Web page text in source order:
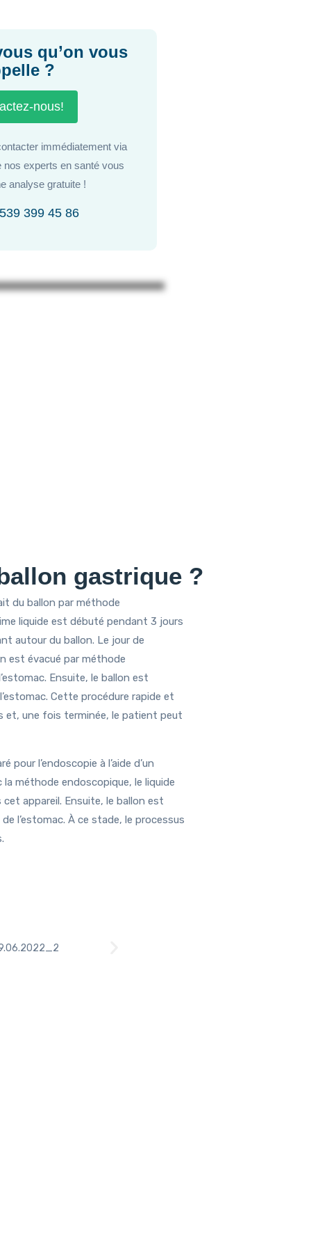
qu’on vous
?
nous!
immédiatement via
nos experts en santé vous
analyse gratuite !
399 45 86
gastrique ?
du ballon par méthode
liquide est débuté pendant 3 jours
autour du ballon. Le jour de
est évacué par méthode
Ensuite, le ballon est
Cette procédure rapide et
et, une fois terminée, le patient peut
l’endoscopie à l’aide d’un
la méthode endoscopique, le liquide
appareil. Ensuite, le ballon est
l’estomac. À ce stade, le processus